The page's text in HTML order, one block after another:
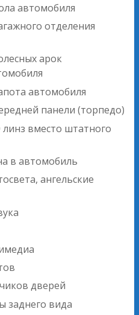
автомобиля
отделения
арок
автомобиля
панели (торпедо)
линз вместо штатного
в автомобиль
ангельские
дверей
заднего вида